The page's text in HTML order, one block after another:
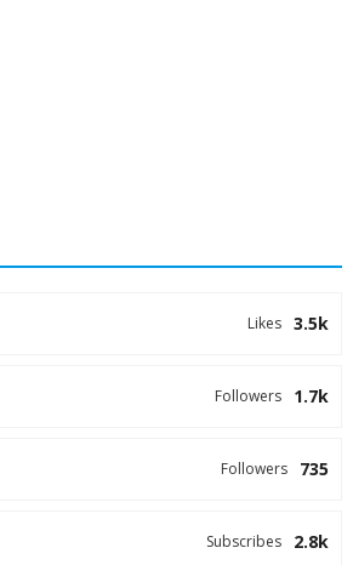
3.5k
Likes
1.7k
Followers
735
Followers
2.8k
Subscribes